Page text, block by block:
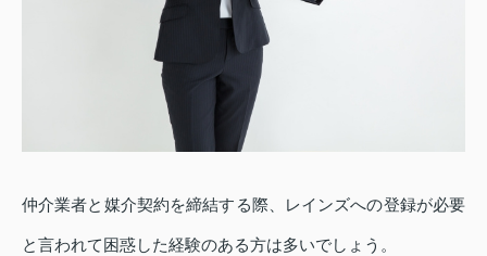
仲介業者と媒介契約を締結する際、レインズへの登録が必要
と言われて困惑した経験のある方は多いでしょう。